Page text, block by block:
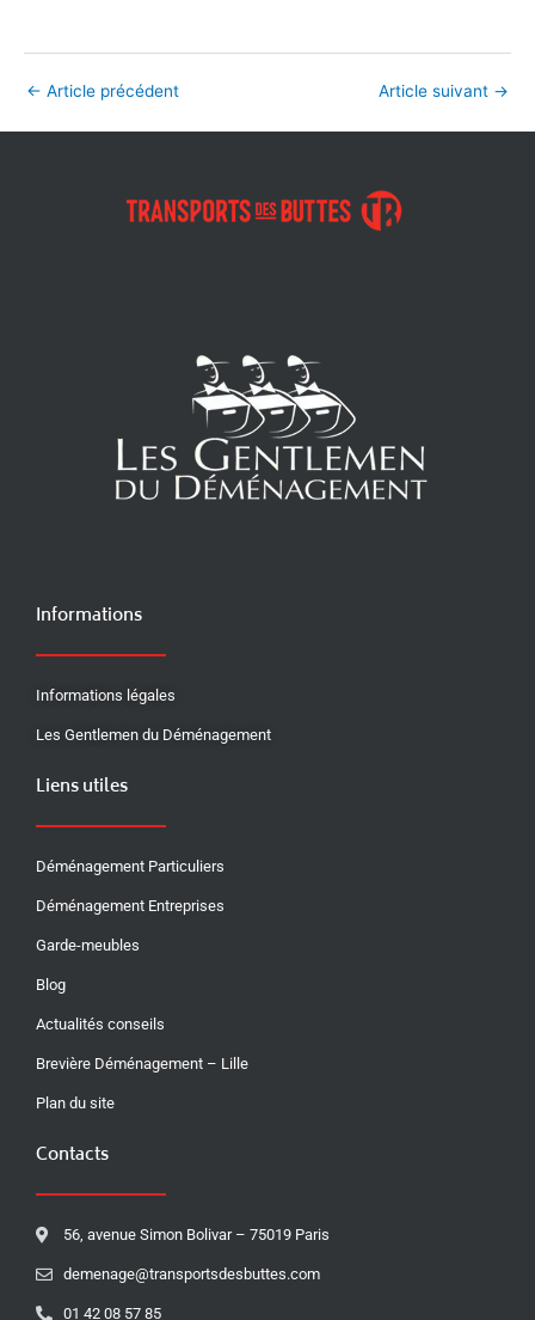
← Article précédent Article suivant →
Informations
Informations légales
Les Gentlemen du Déménagement
Liens utiles
Déménagement Particuliers
Déménagement Entreprises
Garde-meubles
Blog
Actualités conseils
Brevière Déménagement – Lille
Plan du site
Contacts
56, avenue Simon Bolivar – 75019 Paris
demenage@transportsdesbuttes.com
01 42 08 57 85